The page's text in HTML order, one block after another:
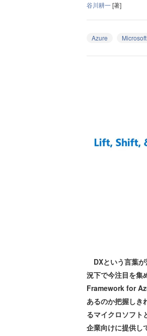
谷川耕一[著]
Azure Microsoft
DXという言葉が
況下で今注目を
Framework for
あるのか把握しき
るマイクロソフト
企業向けに提供し